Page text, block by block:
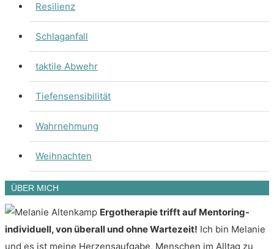
Resilienz
Schlaganfall
taktile Abwehr
Tiefensensibilität
Wahrnehmung
Weihnachten
ÜBER MICH
Ergotherapie trifft auf Mentoring-
individuell, von überall und ohne Wartezeit! Ich bin Melanie
und es ist meine Herzensaufgabe, Menschen im Alltag zu